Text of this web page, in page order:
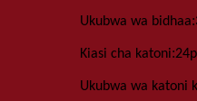
Ukubwa wa bidhaa:
Kiasi cha katoni:24
Ukubwa wa katoni